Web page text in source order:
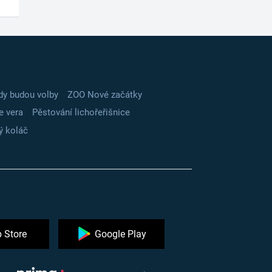
budou volby
ZOO Nové začátky
vera
Pěstování lichořeřišnice
koláč
Store Google Play